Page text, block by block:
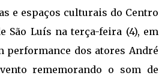
e espaços culturais do Centro
São Luís na terça-feira (4), em
performance dos atores André
rememorando o som de